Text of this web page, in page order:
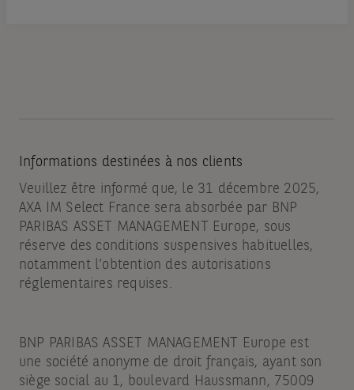
Informations destinées à nos clients
Veuillez être informé que, le 31 décembre 2025,
AXA IM Select France sera absorbée par BNP
PARIBAS ASSET MANAGEMENT Europe, sous
réserve des conditions suspensives habituelles,
notamment l’obtention des autorisations
réglementaires requises.
BNP PARIBAS ASSET MANAGEMENT Europe est
une société anonyme de droit français, ayant son
siège social au 1, boulevard Haussmann, 75009